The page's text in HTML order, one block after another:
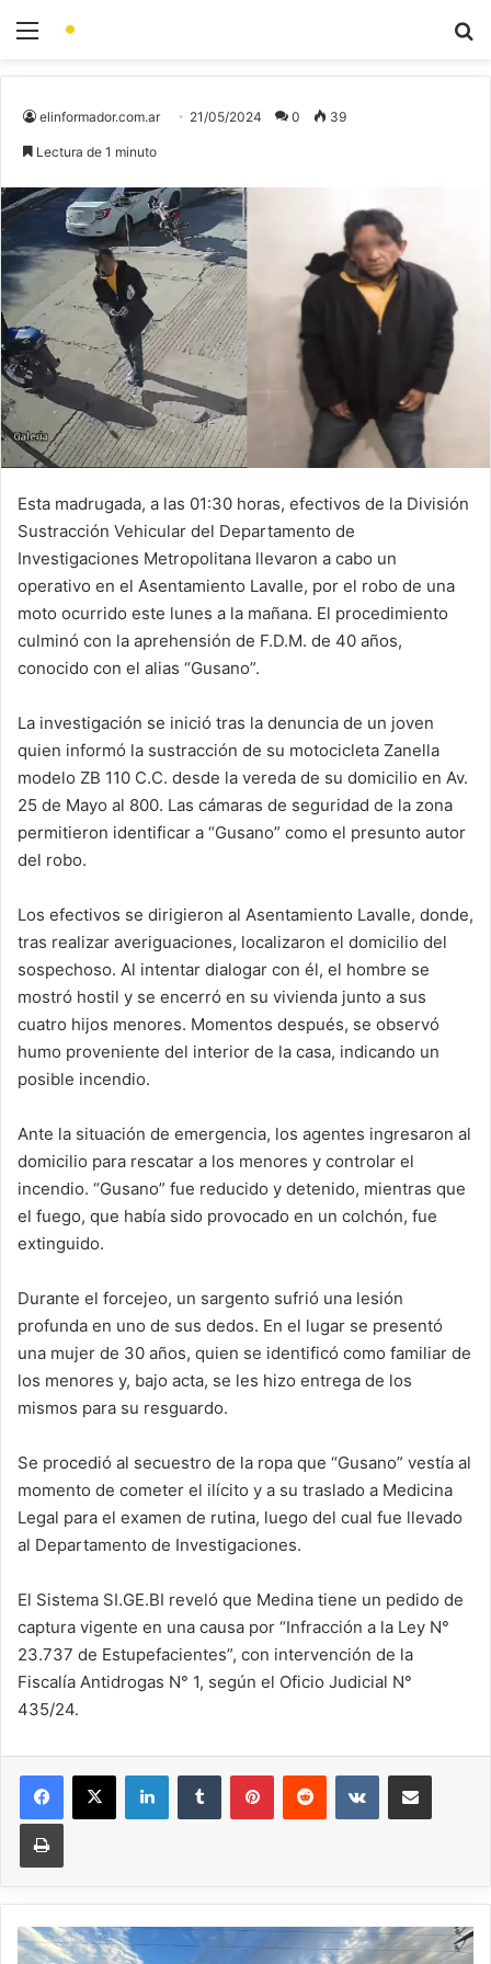
elinformador.com.ar 21/05/2024 0 39
Lectura de 1 minuto
Esta madrugada, a las 01:30 horas, efectivos de la División
Sustracción Vehicular del Departamento de
Investigaciones Metropolitana llevaron a cabo un
operativo en el Asentamiento Lavalle, por el robo de una
moto ocurrido este lunes a la mañana. El procedimiento
culminó con la aprehensión de F.D.M. de 40 años,
conocido con el alias “Gusano”.
La investigación se inició tras la denuncia de un joven
quien informó la sustracción de su motocicleta Zanella
modelo ZB 110 C.C. desde la vereda de su domicilio en Av.
25 de Mayo al 800. Las cámaras de seguridad de la zona
permitieron identificar a “Gusano” como el presunto autor
del robo.
Los efectivos se dirigieron al Asentamiento Lavalle, donde,
tras realizar averiguaciones, localizaron el domicilio del
sospechoso. Al intentar dialogar con él, el hombre se
mostró hostil y se encerró en su vivienda junto a sus
cuatro hijos menores. Momentos después, se observó
humo proveniente del interior de la casa, indicando un
posible incendio.
Ante la situación de emergencia, los agentes ingresaron al
domicilio para rescatar a los menores y controlar el
incendio. “Gusano” fue reducido y detenido, mientras que
el fuego, que había sido provocado en un colchón, fue
extinguido.
Durante el forcejeo, un sargento sufrió una lesión
profunda en uno de sus dedos. En el lugar se presentó
una mujer de 30 años, quien se identificó como familiar de
los menores y, bajo acta, se les hizo entrega de los
mismos para su resguardo.
Se procedió al secuestro de la ropa que “Gusano” vestía al
momento de cometer el ilícito y a su traslado a Medicina
Legal para el examen de rutina, luego del cual fue llevado
al Departamento de Investigaciones.
El Sistema SI.GE.BI reveló que Medina tiene un pedido de
captura vigente en una causa por “Infracción a la Ley N°
23.737 de Estupefacientes”, con intervención de la
Fiscalía Antidrogas N° 1, según el Oficio Judicial N°
435/24.